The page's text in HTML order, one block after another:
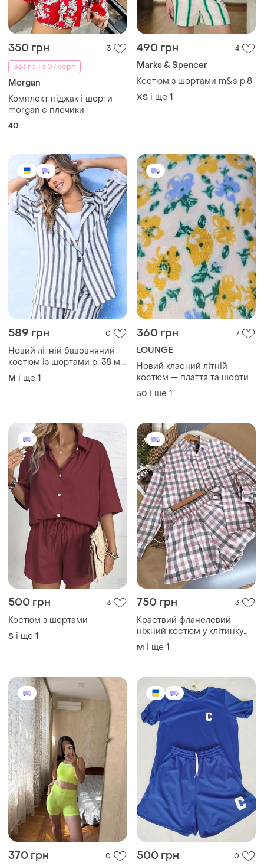
350 грн
3
333 грн з 07 серп
Morgan
Комплект піджак і шорти
morgan є плечики
40
490 грн 4
Marks & Spencer
Костюм з шортами m&s р.8
ХS і ще 1
589 грн 0
Новий літній бавовняний
костюм із шортами р. 38 м,
s, 98% бавовна, localine
женский костюм с шортами
M і ще 1
360 грн 7
LOUNGE
Новий класний літній
костюм — плаття та шорти
50 і ще 1
500 грн 3
Костюм з шортами
S і ще 1
750 грн 3
Краствий фланелевий
ніжний костюм у клітинку
шорти та сорочка оверсайз
M і ще 1
370 грн 0 500 грн 0